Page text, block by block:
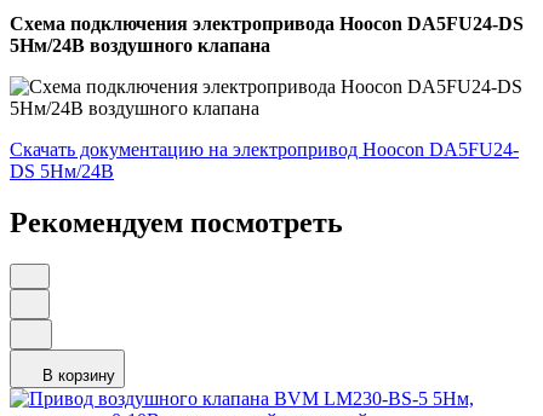
Схема подключения электропривода Hoocon DA5FU24-DS
5Нм/24В воздушного клапана
Скачать документацию на электропривод Hoocon DA5FU24-
DS 5Нм/24В
Рекомендуем посмотреть
В корзину